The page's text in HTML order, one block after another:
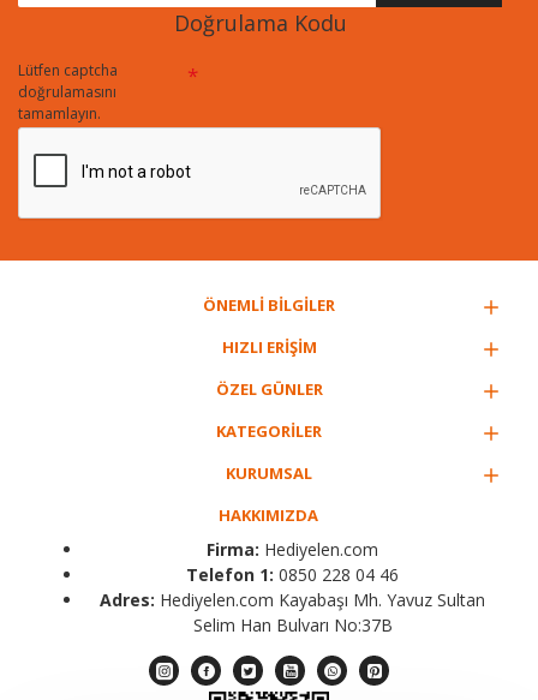
Doğrulama Kodu
Lütfen captcha
doğrulamasını
tamamlayın.
ÖNEMLİ BİLGİLER
HIZLI ERİŞİM
ÖZEL GÜNLER
KATEGORİLER
KURUMSAL
HAKKIMIZDA
Firma: Hediyelen.com
Telefon 1: 0850 228 04 46
Adres: Hediyelen.com Kayabaşı Mh. Yavuz Sultan
Selim Han Bulvarı No:37B